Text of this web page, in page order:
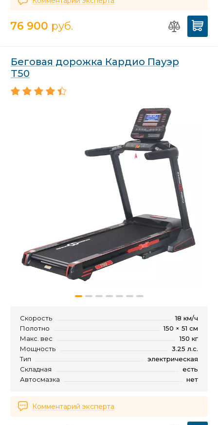
76 900 руб.
Беговая дорожка Кардио Пауэр
Т50
Скорость
18 км/ч
Полотно
150 × 51 см
Макс. вес
150 кг
Мощность
3.25 л.с.
Тип
электрическая
Складная
есть
Автосмазка
нет
Комментарий эксперта